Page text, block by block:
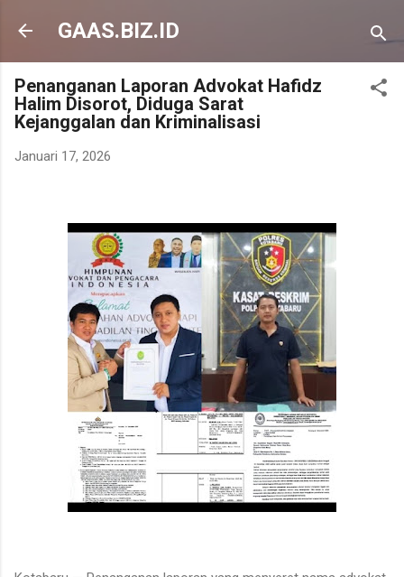
Langsung ke konten utama
GAAS.BIZ.ID
Penanganan Laporan Advokat Hafidz
Halim Disorot, Diduga Sarat
Kejanggalan dan Kriminalisasi
Januari 17, 2026